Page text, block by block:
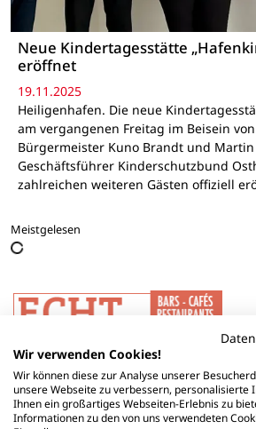
Neue Kindertagesstätte
eröffnet
19.11.2025
Heiligenhafen. Die neue
am vergangenen Freitag im Beisein
Bürgermeister Kuno Brandt und
Geschäftsführer Kinderschutzbund
zahlreichen weiteren Gästen offiziell
Meistgelesen
Wir verwenden Cookies!
Wir können diese zur Analyse unserer
unsere Webseite zu verbessern, personalisierte
Ihnen ein großartiges Webseiten-Erlebnis zu
Informationen zu den von uns verwendeten